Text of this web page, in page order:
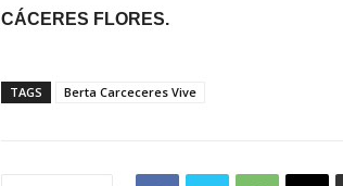
CÁCERES FLORES.
TAGS Berta Carceceres Vive